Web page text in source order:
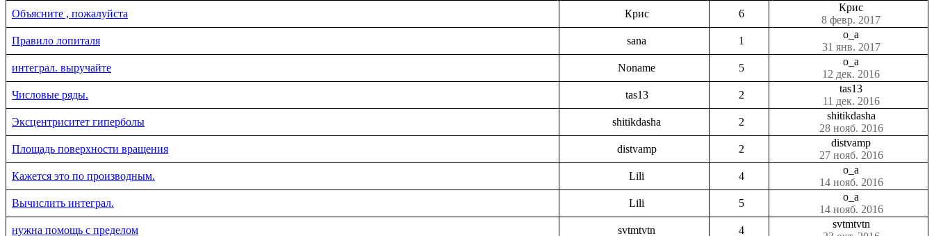
Объясните , пожалуйста
Крис 6
Крис
8 февр. 2017
Правило лопиталя
sana 1
o_a
31 янв. 2017
интеграл. выручайте
Noname 5
o_a
12 дек. 2016
Числовые ряды.
tas13 2
tas13
11 дек. 2016
Эксцентриситет гиперболы
shitikdasha 2
shitikdasha
28 нояб. 2016
Площадь поверхности вращения
distvamp 2
distvamp
27 нояб. 2016
Кажется это по производным.
Lili 4
o_a
14 нояб. 2016
Вычислить интеграл.
Lili 5
o_a
14 нояб. 2016
нужна помощь с пределом
svtmtvtn 4
svtmtvtn